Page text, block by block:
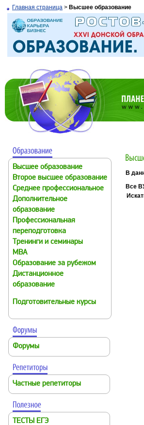
Главная страница > Высшее образование
Высшее образование
Второе высшее образование
Среднее профессиональное
Дополнительное
образование
Профессиональная
переподготовка
Тренинги и семинары
MBA
Образование за рубежом
Дистанционное
образование
Подготовительные курсы
Форумы
Частные репетиторы
ТЕСТЫ ЕГЭ
В
Все